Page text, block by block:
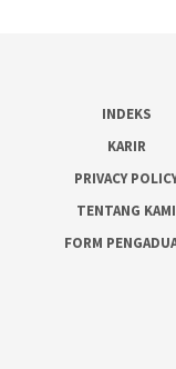
INDEKS
KARIR
PRIVACY
TENTANG KAMI
FORM